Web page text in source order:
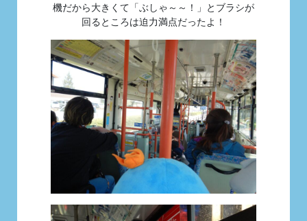
機だから大きくて「ぶしゃ～～！」とブラシが
回るところは迫力満点だったよ！